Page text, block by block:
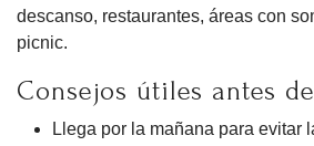
descanso, restaurantes, áreas con
picnic.
Consejos útiles antes
Llega por la mañana para evitar